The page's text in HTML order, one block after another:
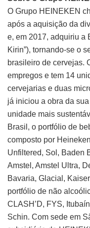
O Grupo HEINEKEN
após a aquisição da
e, em 2017, adquiriu a
Kirin”), tornando-se o
brasileiro de cervejas.
empregos e tem 14
cervejarias e duas
já iniciou a obra da
unidade mais
Brasil, o portfólio de
composto por
Unfiltered, Sol, Baden
Amstel, Amstel Ultra,
Bavaria, Glacial,
portfólio de não
CLASH’D, FYS,
Schin. Com sede em